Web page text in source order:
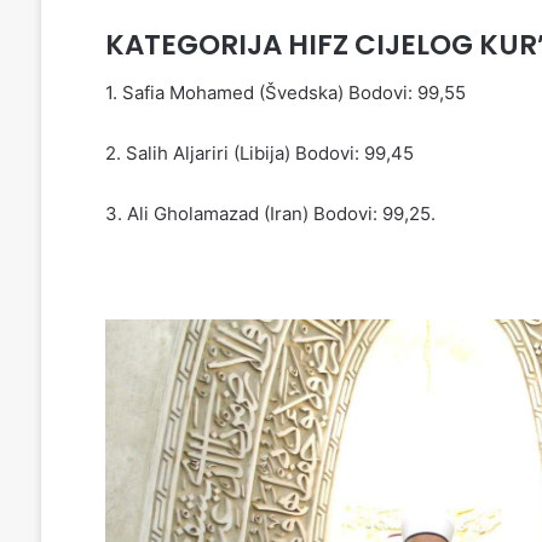
KATEGORIJA HIFZ CIJELOG
1. Safia Mohamed (Švedska) Bodovi: 99,55
2. Salih Aljariri (Libija) Bodovi: 99,45
3. Ali Gholamazad (Iran) Bodovi: 99,25.